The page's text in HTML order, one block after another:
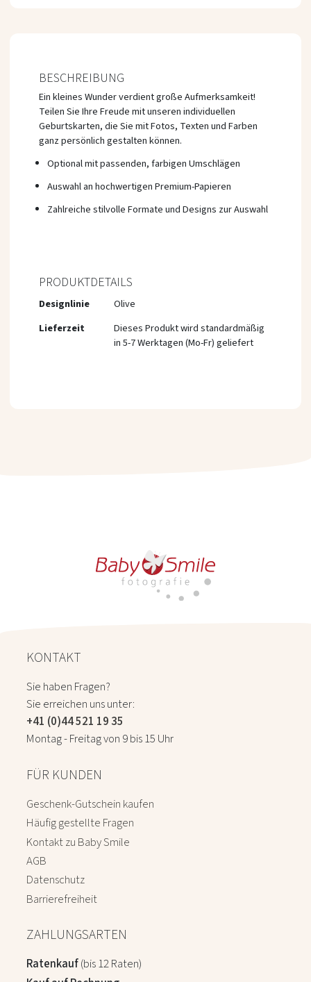
BESCHREIBUNG
Ein kleines Wunder verdient große Aufmerksamkeit!
Teilen Sie Ihre Freude mit unseren individuellen
Geburtskarten, die Sie mit Fotos, Texten und Farben
ganz persönlich gestalten können.
Optional mit passenden, farbigen Umschlägen
Auswahl an hochwertigen Premium-Papieren
Zahlreiche stilvolle Formate und Designs zur Auswahl
PRODUKTDETAILS
Mehr
Designlinie
Olive
Lieferzeit
Dieses Produkt wird standardmäßig
in 5-7 Werktagen (Mo-Fr) geliefert
KONTAKT
Sie haben Fragen?
Sie erreichen uns unter:
+41 (0)44 521 19 35
Montag - Freitag von 9 bis 15 Uhr
FÜR KUNDEN
Geschenk-Gutschein kaufen
Häufig gestellte Fragen
Kontakt zu Baby Smile
AGB
Datenschutz
Barrierefreiheit
ZAHLUNGSARTEN
Ratenkauf(bis 12 Raten)